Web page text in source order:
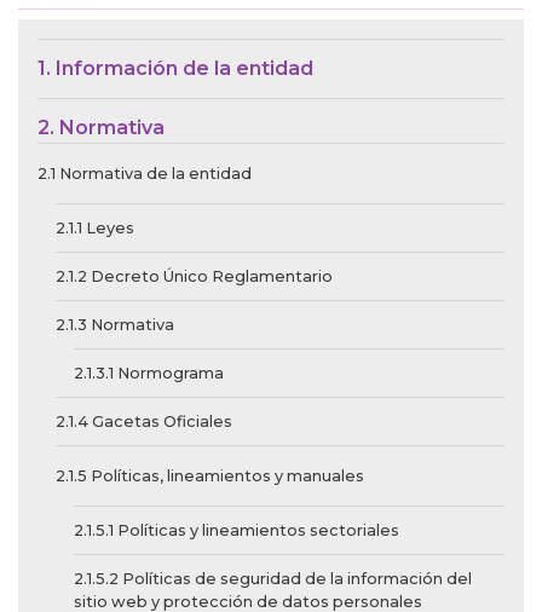
Menú de Contexto de Ley de
1. Información de la entidad
2. Normativa
2.1 Normativa de la entidad
2.1.1 Leyes
2.1.2 Decreto Único Reglamentario
2.1.3 Normativa
2.1.3.1 Normograma
2.1.4 Gacetas Oficiales
2.1.5 Políticas, lineamientos y manuales
2.1.5.1 Políticas y lineamientos sectoriales
2.1.5.2 Políticas de seguridad de la información del
sitio web y protección de datos personales